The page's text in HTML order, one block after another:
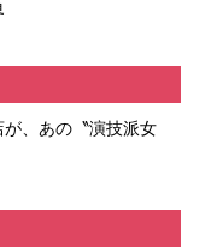
が、あの〝演技派女